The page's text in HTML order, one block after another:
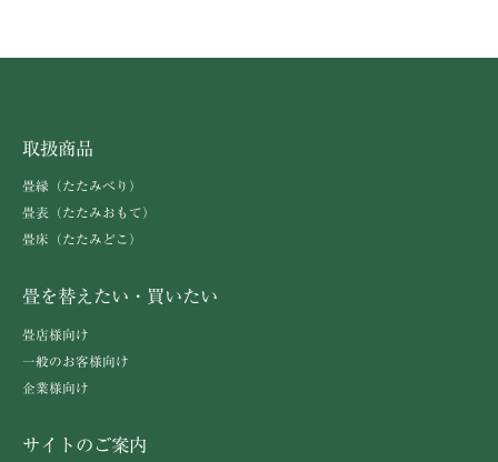
取扱商品
畳縁（たたみべり）
畳表（たたみおもて）
畳床（たたみどこ）
畳を替えたい・買いたい
畳店様向け
一般のお客様向け
企業様向け
サイトのご案内